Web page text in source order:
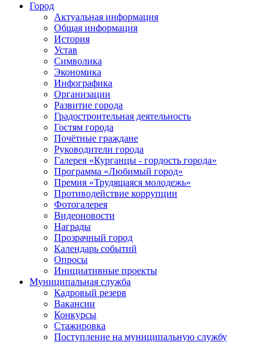
Город
Актуальная информация
Общая информация
История
Устав
Символика
Экономика
Инфографика
Организации
Развитие города
Градостроительная деятельность
Гостям города
Почётные граждане
Руководители города
Галерея «Курганцы - гордость города»
Программа «Любимый город»
Премия «Трудящаяся молодежь»
Противодействие коррупции
Фотогалерея
Видеоновости
Награды
Прозрачный город
Календарь событий
Опросы
Инициативные проекты
Муниципальная служба
Кадровый резерв
Вакансии
Конкурсы
Стажировка
Поступление на муниципальную службу